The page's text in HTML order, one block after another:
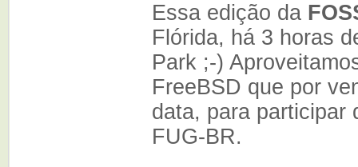
Essa edição da
Flórida, há 3 horas
Park ;-)
FreeBSD que por
data, para participar
FUG-BR.